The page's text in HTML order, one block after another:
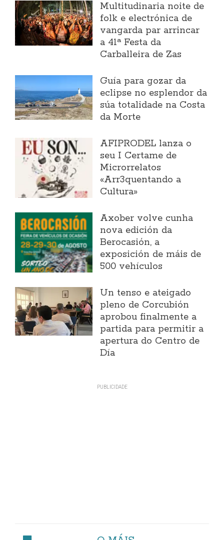
Multitudinaria noite de
folk e electrónica de
vangarda par arrincar
a 41ª Festa da
Carballeira de Zas
Guía para gozar da
eclipse no esplendor da
súa totalidade na Costa
da Morte
AFIPRODEL lanza o
seu I Certame de
Microrrelatos
«Arr3quentando a
Cultura»
Axober volve cunha
nova edición da
Berocasión, a
exposición de máis de
500 vehículos
Un tenso e ateigado
pleno de Corcubión
aprobou finalmente a
partida para permitir a
apertura do Centro de
Día